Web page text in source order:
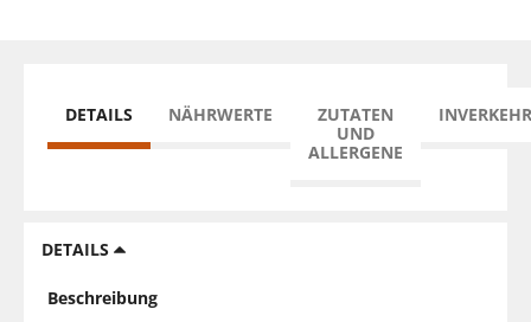
DETAILS NÄHRWERTE
ZUTATEN
UND
ALLERGENE
DETAILS
Beschreibung